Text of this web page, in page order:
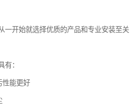
一开始就选择优质的产品和专业安装至关
有：
性能更好